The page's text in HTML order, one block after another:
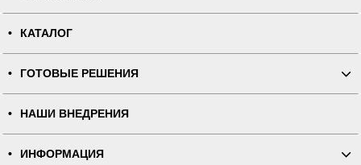
КАТАЛОГ
ГОТОВЫЕ РЕШЕНИЯ
НАШИ ВНЕДРЕНИЯ
ИНФОРМАЦИЯ